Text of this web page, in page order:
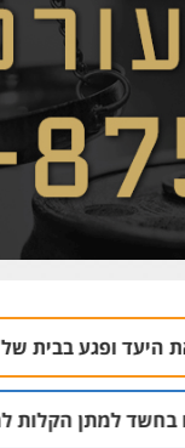
של אזרח נורמטיבי
למועדון